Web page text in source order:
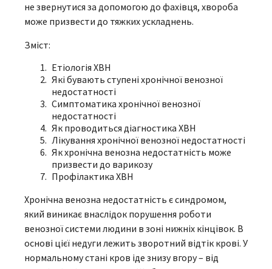
не звернутися за допомогою до фахівця, хвороба
може призвести до тяжких ускладнень.
Зміст:
Етіологія ХВН
Які бувають ступені хронічної венозної
недостатності
Симптоматика хронічної венозної
недостатності
Як проводиться діагностика ХВН
Лікування хронічної венозної недостатності
Як хронічна венозна недостатність може
призвести до варикозу
Профілактика ХВН
Хронічна венозна недостатність є синдромом,
який виникає внаслідок порушення роботи
венозної системи людини в зоні нижніх кінцівок. В
основі цієї недуги лежить зворотний відтік крові. У
нормальному стані кров іде знизу вгору – від